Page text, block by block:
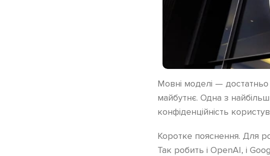
Мовні моделі —
майбутнє. Одна з
конфіденційність
Коротке пояснення. Для
Так робить і OpenAI, і